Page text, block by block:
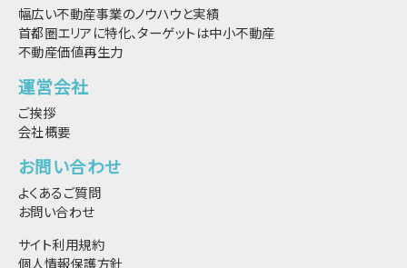
幅広い不動産事業のノウハウと実績
首都圏エリアに特化、ターゲットは中小不動産
不動産価値再生力
運営会社
ご挨拶
会社概要
お問い合わせ
よくあるご質問
お問い合わせ
サイト利用規約
個人情報保護方針